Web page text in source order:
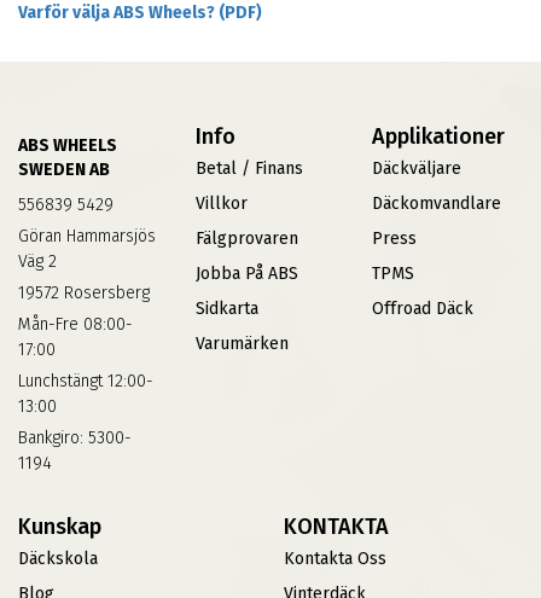
Varför välja ABS Wheels? (PDF)
ABS WHEELS
SWEDEN AB
556839 5429
Göran Hammarsjös
Väg 2
19572 Rosersberg
Mån-Fre 08:00-
17:00
Lunchstängt 12:00-
13:00
Bankgiro: 5300-
1194
Info
Betal / Finans
Villkor
Fälgprovaren
Jobba På ABS
Sidkarta
Varumärken
Applikationer
Däckväljare
Däckomvandlare
Press
TPMS
Offroad Däck
Kunskap
Däckskola
Blog
KONTAKTA
Kontakta Oss
Vinterdäck